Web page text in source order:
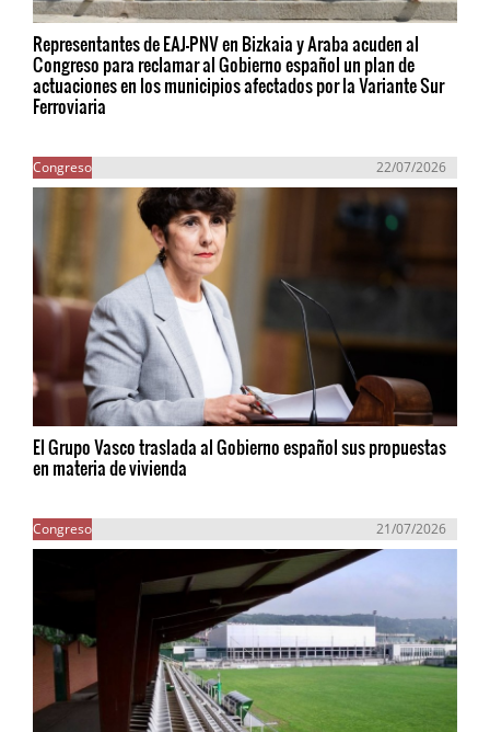
Representantes de EAJ-PNV en Bizkaia y Araba acuden al
Congreso para reclamar al Gobierno español un plan de
actuaciones en los municipios afectados por la Variante Sur
Ferroviaria
Congreso 22/07/2026
El Grupo Vasco traslada al Gobierno español sus propuestas
en materia de vivienda
Congreso 21/07/2026